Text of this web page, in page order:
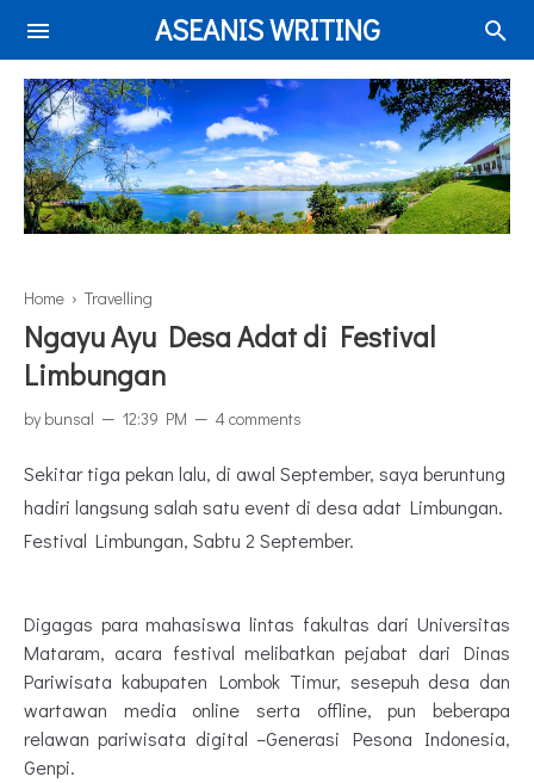
ASEANIS WRITING
Home › Travelling
Ngayu Ayu Desa Adat di Festival
Limbungan
by bunsal 12:39 PM 4 comments
Sekitar tiga pekan lalu, di awal September, saya beruntung
hadiri langsung salah satu event di desa adat Limbungan.
Festival Limbungan, Sabtu 2 September.
Digagas para mahasiswa lintas fakultas dari Universitas
Mataram, acara festival melibatkan pejabat dari Dinas
Pariwisata kabupaten Lombok Timur, sesepuh desa dan
wartawan media online serta offline, pun beberapa
relawan pariwisata digital –Generasi Pesona Indonesia,
Genpi.